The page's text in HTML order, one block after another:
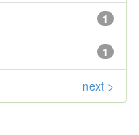
1
1
next >